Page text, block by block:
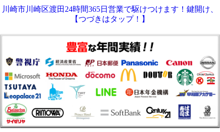
川崎市川崎区渡田24時間365日営業で駆けつけます！鍵開け、
【つづきはタップ！】